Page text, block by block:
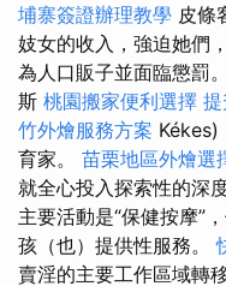
埔寨簽證辦理教學 皮條
妓女的收入，強迫她們
為人口販子並面臨懲罰。
斯 桃園搬家便利選擇
竹外燴服務方案 Kékes)
育家。 苗栗地區外燴選
就全心投入探索性的深
主要活動是“保健按摩”
孩（也）提供性服務。
賣淫的主要工作區域轉